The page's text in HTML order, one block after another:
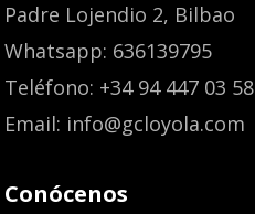
Padre Lojendio 2, Bilbao
Whatsapp: 636139795
Teléfono: +34 94 447 03 58
Email: info@gcloyola.com
Conócenos